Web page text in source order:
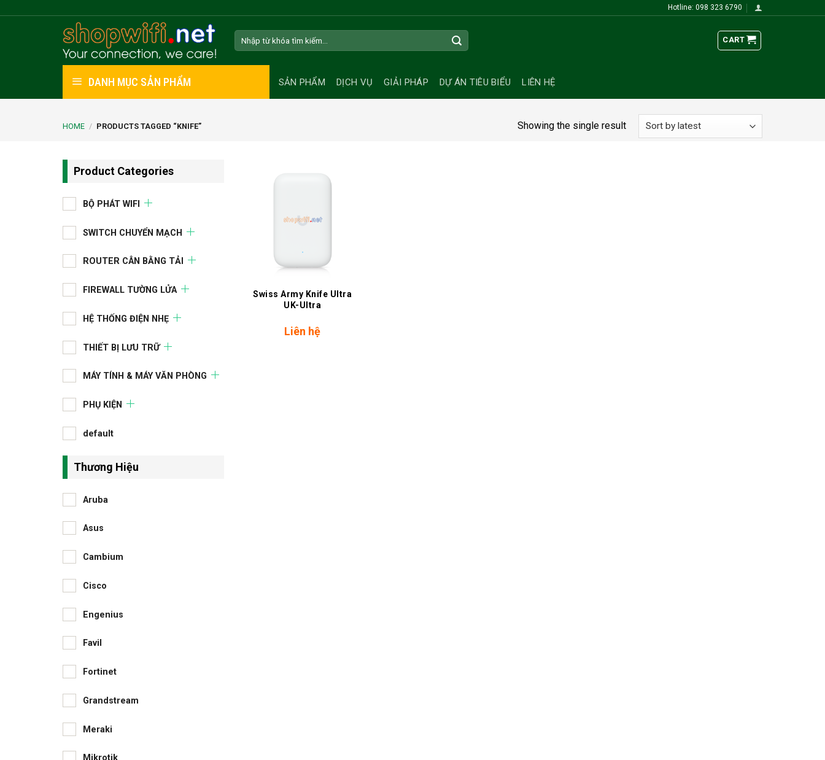
Hotline: 098 323 6790
CART
DANH MỤC SẢN PHẨM SẢN PHẨM DỊCH VỤ GIẢI PHÁP DỰ ÁN TIÊU BIỂU LIÊN HỆ
HOME / PRODUCTS TAGGED “KNIFE” Showing the single result
Product Categories
BỘ PHÁT WIFI
SWITCH CHUYỂN MẠCH
ROUTER CÂN BẰNG TẢI
FIREWALL TƯỜNG LỬA
HỆ THỐNG ĐIỆN NHẸ
THIẾT BỊ LƯU TRỮ
MÁY TÍNH & MÁY VĂN PHÒNG
PHỤ KIỆN
default
Thương Hiệu
Aruba
Asus
Cambium
Cisco
Engenius
Favil
Fortinet
Grandstream
Meraki
Swiss Army Knife Ultra
UK-Ultra
Liên hệ